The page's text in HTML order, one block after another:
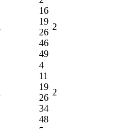
16
19
26
46
49
2
4
11
19
26
34
48
2